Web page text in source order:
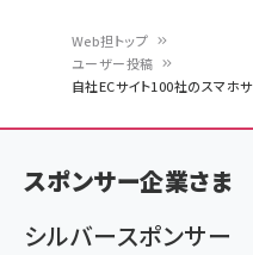
ン
く
ず
Web担トップ
ユーザー投稿
自社ECサイト100社のスマホ
スポンサー企業さま
シルバースポンサー